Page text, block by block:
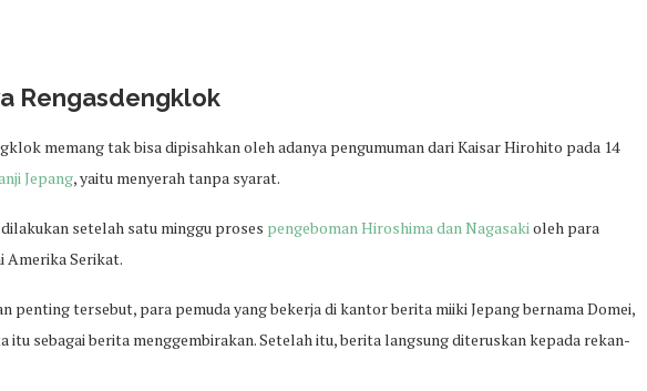
Rengasdengklok
memang tak bisa dipisahkan oleh adanya pengumuman dari Kaisar Hirohito pada 14
Jepang, yaitu menyerah tanpa syarat.
setelah satu minggu proses pengeboman Hiroshima dan Nagasakioleh para
Amerika Serikat.
penting tersebut, para pemuda yang bekerja di kantor berita miiki Jepang bernama Domei,
itu sebagai berita menggembirakan. Setelah itu, berita langsung diteruskan kepada rekan-